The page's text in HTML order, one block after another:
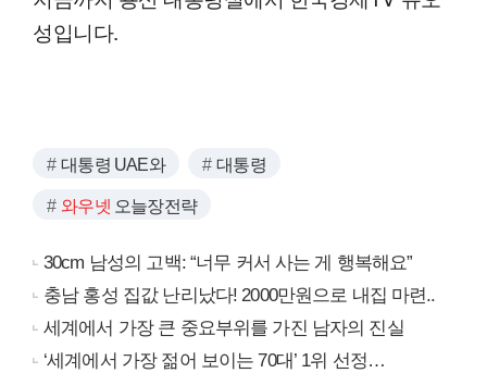
성입니다.
대통령 UAE와 대통령
와우넷 오늘장전략
30cm 남성의 고백: “너무 커서 사는 게 행복해요”
충남 홍성 집값 난리났다! 2000만원으로 내집 마련..
세계에서 가장 큰 중요부위를 가진 남자의 진실
‘세계에서 가장 젊어 보이는 70대’ 1위 선정…